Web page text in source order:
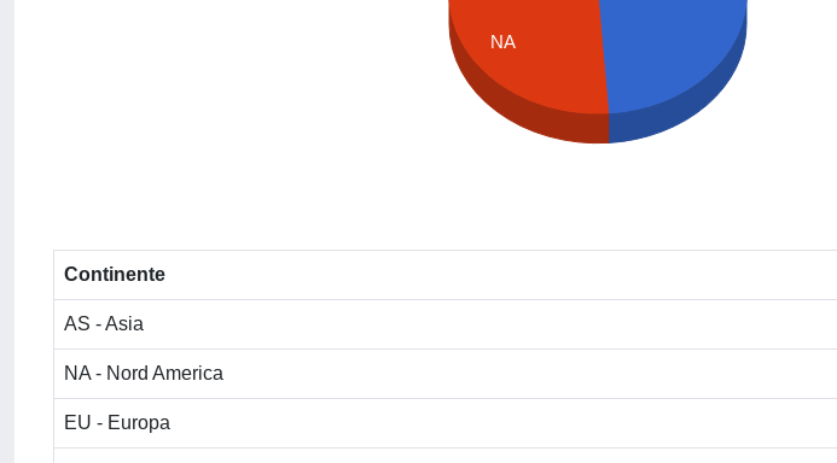
NA
Continente
AS - Asia
NA - Nord America
EU - Europa